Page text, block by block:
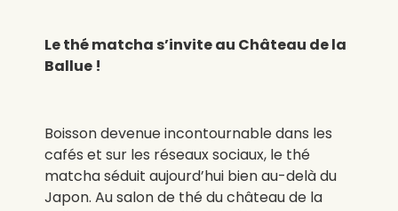
Le thé matcha s’invite au Château de la
Ballue !
Boisson devenue incontournable dans les
cafés et sur les réseaux sociaux, le thé
matcha séduit aujourd’hui bien au-delà du
Japon. Au salon de thé du château de la